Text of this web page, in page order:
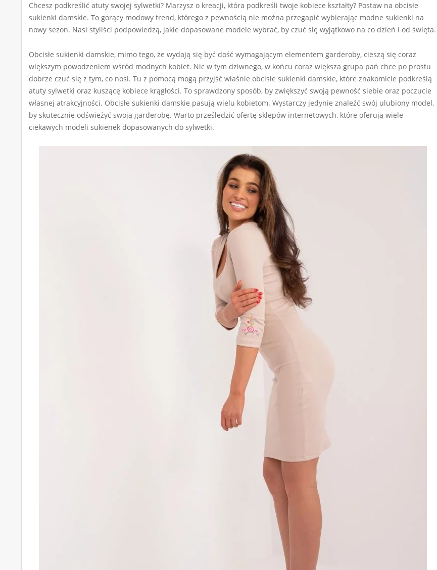
Chcesz podkreślić atuty swojej sylwetki? Marzysz o kreacji, która podkreśli twoje kobiece kształty? Postaw na obcisłe
sukienki damskie. To gorący modowy trend, którego z pewnością nie można przegapić wybierając modne sukienki na
nowy sezon. Nasi styliści podpowiedzą, jakie dopasowane modele wybrać, by czuć się wyjątkowo na co dzień i od święta.
Obcisłe sukienki damskie, mimo tego, że wydają się być dość wymagającym elementem garderoby, cieszą się coraz
większym powodzeniem wśród modnych kobiet. Nic w tym dziwnego, w końcu coraz większa grupa pań chce po prostu
dobrze czuć się z tym, co nosi. Tu z pomocą mogą przyjść właśnie obcisłe sukienki damskie, które znakomicie podkreślą
atuty sylwetki oraz kuszącę kobiece krągłości. To sprawdzony sposób, by zwiększyć swoją pewność siebie oraz poczucie
własnej atrakcyjności. Obcisłe sukienki damskie pasują wielu kobietom. Wystarczy jedynie znaleźć swój ulubiony model,
by skutecznie odświeżyć swoją garderobę. Warto prześledzić ofertę sklepów internetowych, które oferują wiele
ciekawych modeli sukienek dopasowanych do sylwetki.